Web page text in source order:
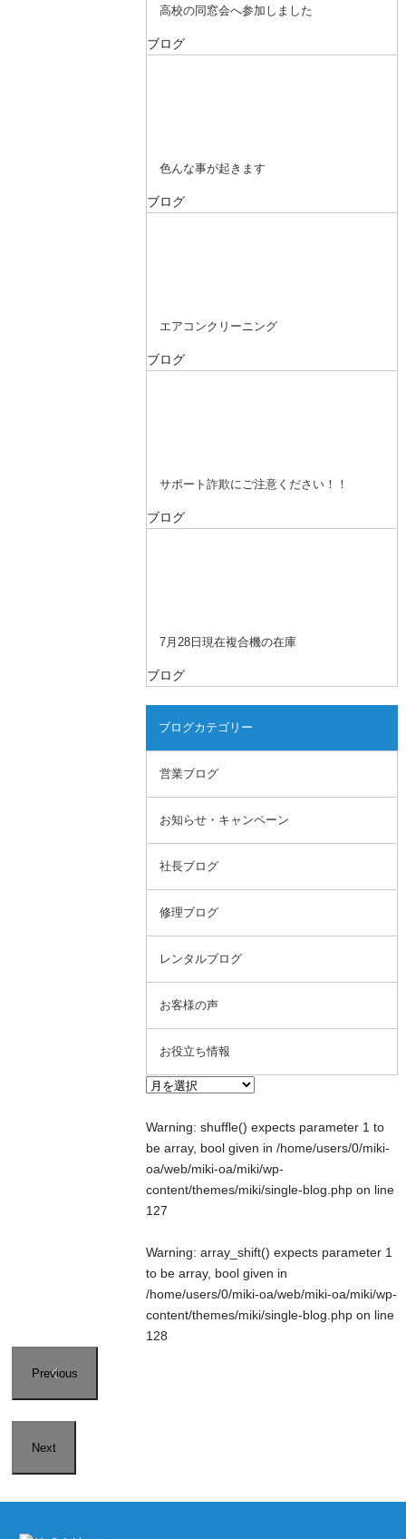
高校の同窓会へ参加しました
ブログ
色んな事が起きます
ブログ
エアコンクリーニング
ブログ
サポート詐欺にご注意ください！！
ブログ
7月28日現在複合機の在庫
ブログ
ブログカテゴリー
営業ブログ
お知らせ・キャンペーン
社長ブログ
修理ブログ
レンタルブログ
お客様の声
お役立ち情報
Warning: shuffle() expects parameter 1 to
be array, bool given in/home/users/0/miki-
oa/web/miki-oa/miki/wp-
content/themes/miki/single-blog.php on line
127
Warning: array_shift() expects parameter 1
to be array, bool given in
/home/users/0/miki-oa/web/miki-oa/miki/wp-
content/themes/miki/single-blog.php on line
128
Previous
Next